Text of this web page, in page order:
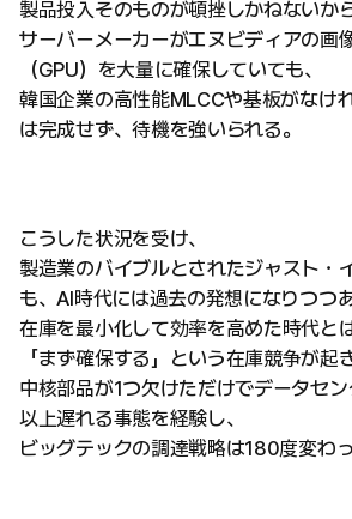
製品投入そのものが頓挫しかねないか
サーバーメーカーがエヌビディアの画
（GPU）を大量に確保していても、
韓国企業の高性能MLCCや基板がなけ
は完成せず、待機を強いられる。
こうした状況を受け、
製造業のバイブルとされたジャスト・
も、AI時代には過去の発想になりつつあ
在庫を最小化して効率を高めた時代と
「まず確保する」という在庫競争が起
中核部品が1つ欠けただけでデータセ
以上遅れる事態を経験し、
ビッグテックの調達戦略は180度変わっ